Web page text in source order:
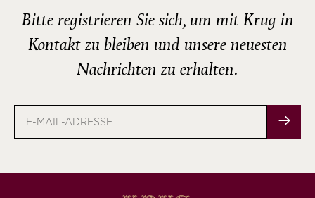
Bitte registrieren Sie sich, um mit Krug in
Kontakt zu bleiben und unsere neuesten
Nachrichten zu erhalten.
Mail-